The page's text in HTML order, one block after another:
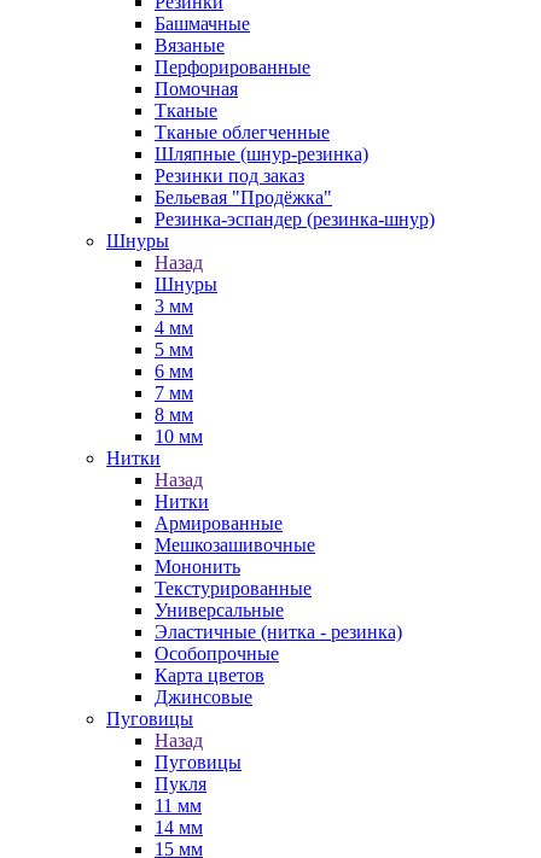
Башмачные
Вязаные
Перфорированные
Помочная
Тканые
Тканые облегченные
Шляпные (шнур-резинка)
Резинки под заказ
Бельевая "Продёжка"
Резинка-эспандер (резинка-шнур)
Шнуры
Назад
Шнуры
3 мм
4 мм
5 мм
6 мм
7 мм
8 мм
10 мм
Нитки
Назад
Нитки
Армированные
Мешкозашивочные
Мононить
Текстурированные
Универсальные
Эластичные (нитка - резинка)
Особопрочные
Карта цветов
Джинсовые
Пуговицы
Назад
Пуговицы
Пукля
11 мм
14 мм
15 мм